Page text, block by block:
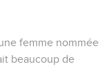
femme nommée
beaucoup de